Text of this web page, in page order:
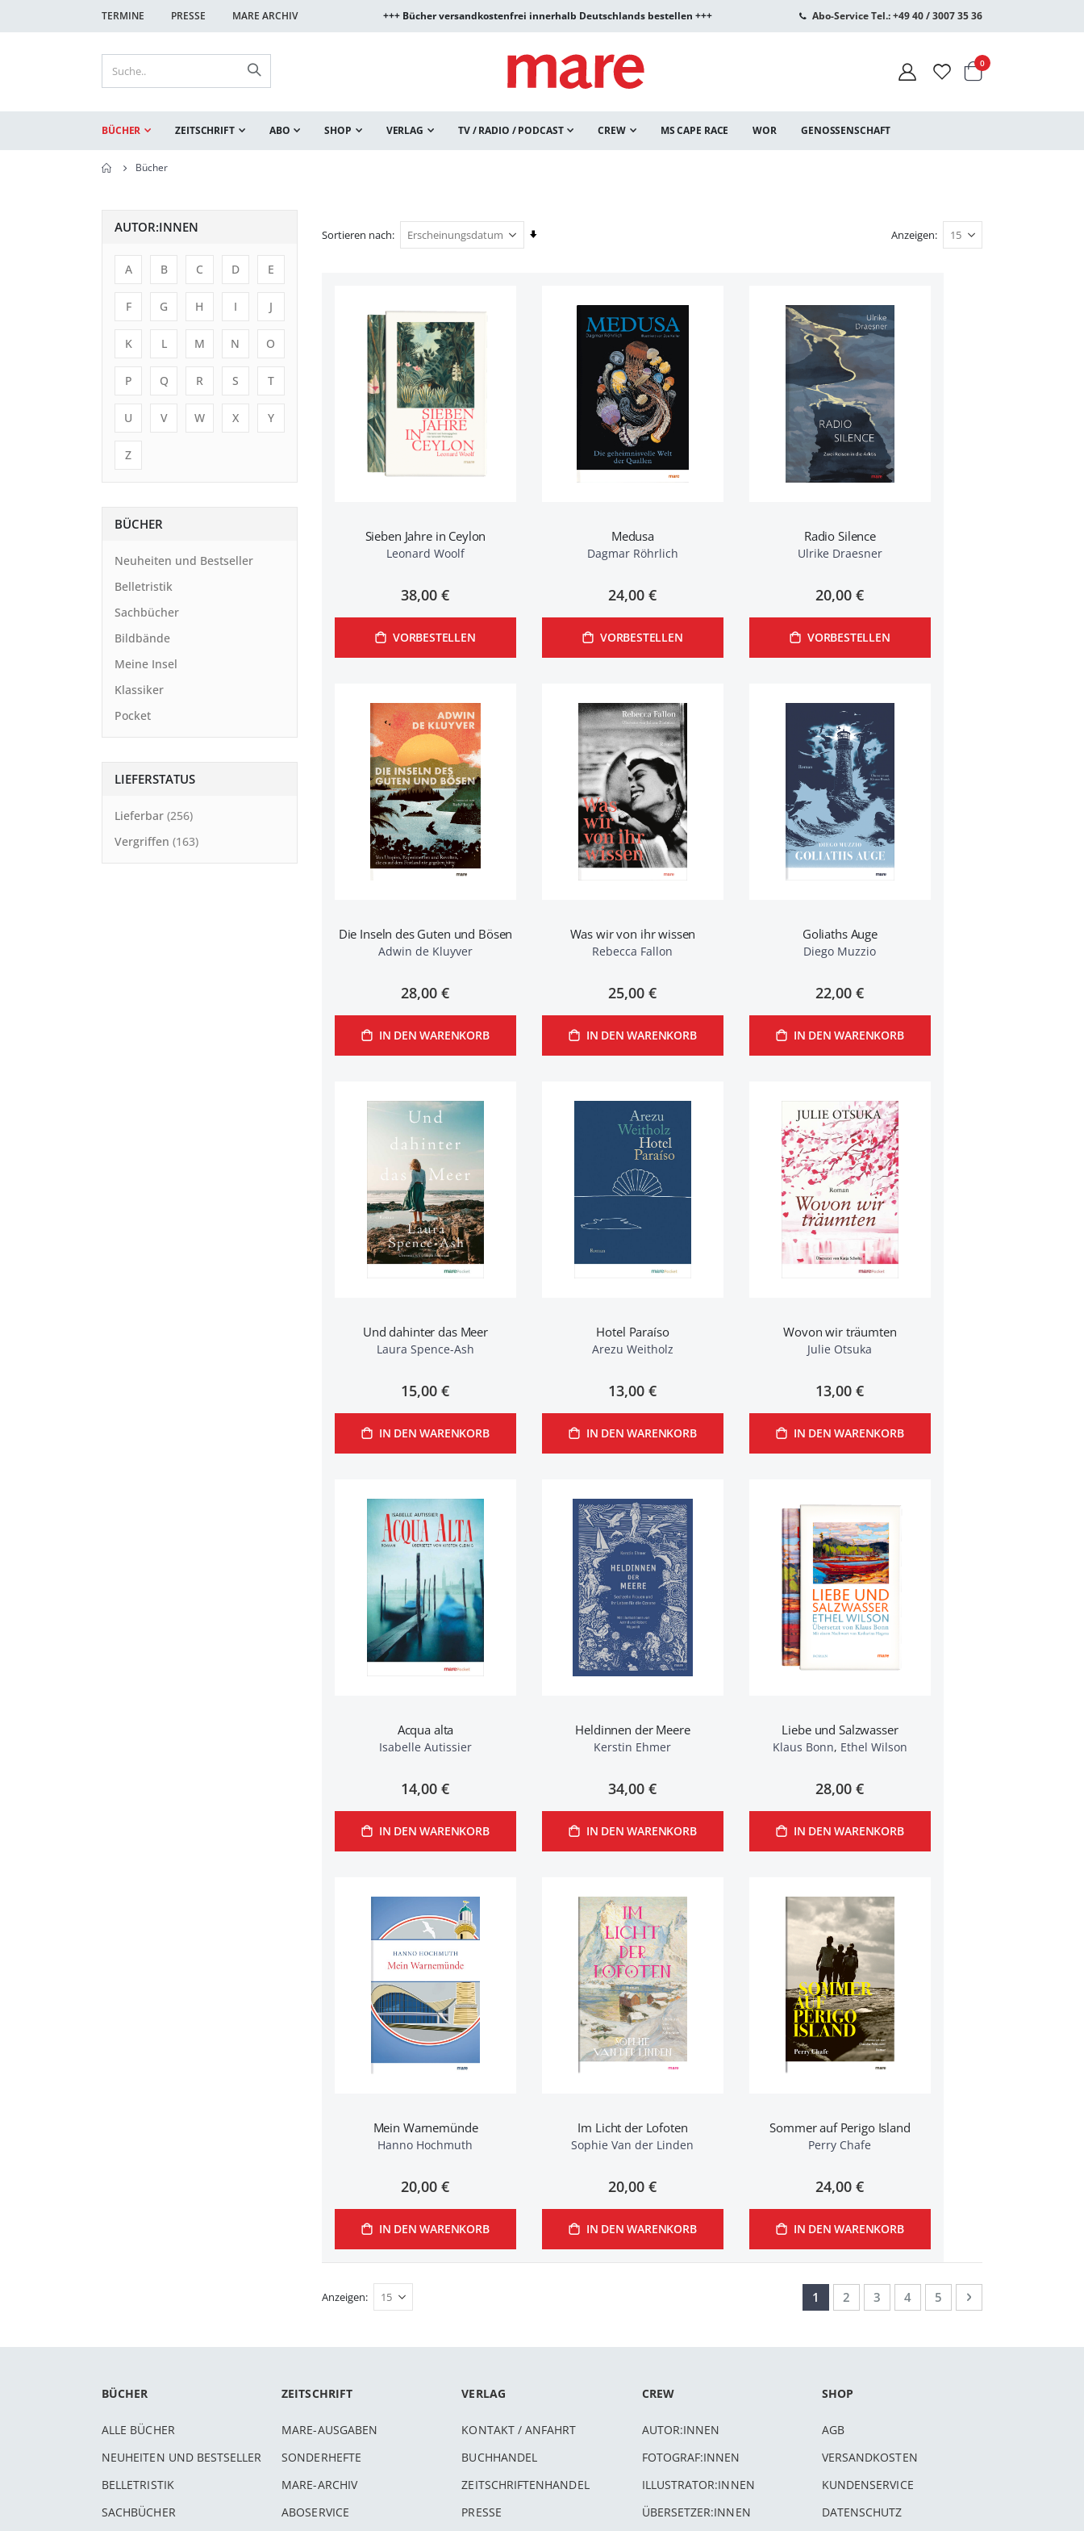
TERMINE PRESSE MARE ARCHIV +++ Bücher versandkostenfrei innerhalb Deutschlands bestellen +++ Abo-Service Tel.: +49 40 / 3007 35 36
Warenkorb
0Artikel
BÜCHER ZEITSCHRIFT ABO SHOP VERLAG TV / RADIO / PODCAST CREW MS CAPE RACE WOR GENOSSENSCHAFT
Bücher
Sortieren nach
In
Anzeigen
Sieben Jahre in Ceylon
Leonard Woolf
38,00 €
VORBESTELLEN
Medusa
Dagmar Röhrlich
24,00 €
VORBESTELLEN
Radio Silence
Ulrike Draesner
20,00 €
VORBESTELLEN
Die Inseln des Guten und Bösen
Adwin de Kluyver
28,00 €
IN DEN WARENKORB
Was wir von ihr wissen
Rebecca Fallon
25,00 €
IN DEN WARENKORB
Goliaths Auge
Diego Muzzio
22,00 €
IN DEN WARENKORB
Und dahinter das Meer
Laura Spence-Ash
15,00 €
IN DEN WARENKORB
Hotel Paraíso
Arezu Weitholz
13,00 €
IN DEN WARENKORB
Wovon wir träumten
Julie Otsuka
13,00 €
IN DEN WARENKORB
Acqua alta
Isabelle Autissier
14,00 €
IN DEN WARENKORB
Heldinnen der Meere
Kerstin Ehmer
34,00 €
IN DEN WARENKORB
Liebe und Salzwasser
Klaus Bonn, Ethel Wilson
28,00 €
IN DEN WARENKORB
Mein Warnemünde
Hanno Hochmuth
20,00 €
IN DEN WARENKORB
Im Licht der Lofoten
Sophie Van der Linden
20,00 €
IN DEN WARENKORB
Sommer auf Perigo Island
Perry Chafe
24,00 €
IN DEN WARENKORB
Seite
Sie lesen gerade Seite
1 Seite
2 Seite
3 Seite
4 Seite
5 Seite
Weiter
Anzeigen
AUTOR:INNEN
A B C D E
F G H I J
K L M N O
P Q R S T
U V W X Y
Z
BÜCHER
Neuheiten und Bestseller
Belletristik
Sachbücher
Bildbände
Meine Insel
Klassiker
Pocket
LIEFERSTATUS
Lieferbar 256
Vergriffen 163
BÜCHER
ALLE BÜCHER
NEUHEITEN UND BESTSELLER
BELLETRISTIK
SACHBÜCHER
ZEITSCHRIFT
MARE-AUSGABEN
SONDERHEFTE
MARE-ARCHIV
ABOSERVICE
VERLAG
KONTAKT / ANFAHRT
BUCHHANDEL
ZEITSCHRIFTENHANDEL
PRESSE
CREW
AUTOR:INNEN
FOTOGRAF:INNEN
ILLUSTRATOR:INNEN
ÜBERSETZER:INNEN
SHOP
AGB
VERSANDKOSTEN
KUNDENSERVICE
DATENSCHUTZ